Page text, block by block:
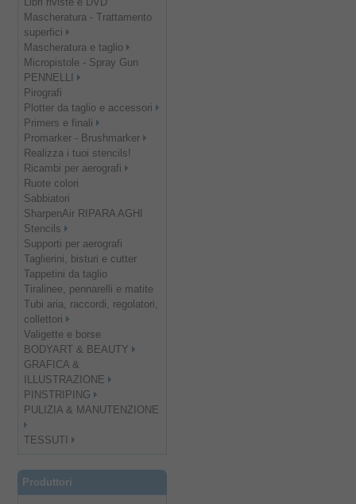
Mascheratura - Trattamento
superfici
Mascheratura e taglio
Micropistole - Spray Gun
PENNELLI
Pirografi
Plotter da taglio e accessori
Primers e finali
Promarker - Brushmarker
Realizza i tuoi stencils!
Ricambi per aerografi
Ruote colori
Sabbiatori
SharpenAir RIPARA AGHI
Stencils
Supporti per aerografi
Taglierini, bisturi e cutter
Tappetini da taglio
Tiralinee, pennarelli e matite
Tubi aria, raccordi, regolatori,
collettori
Valigette e borse
BODYART & BEAUTY
GRAFICA &
ILLUSTRAZIONE
PINSTRIPING
PULIZIA & MANUTENZIONE
TESSUTI
Produttori